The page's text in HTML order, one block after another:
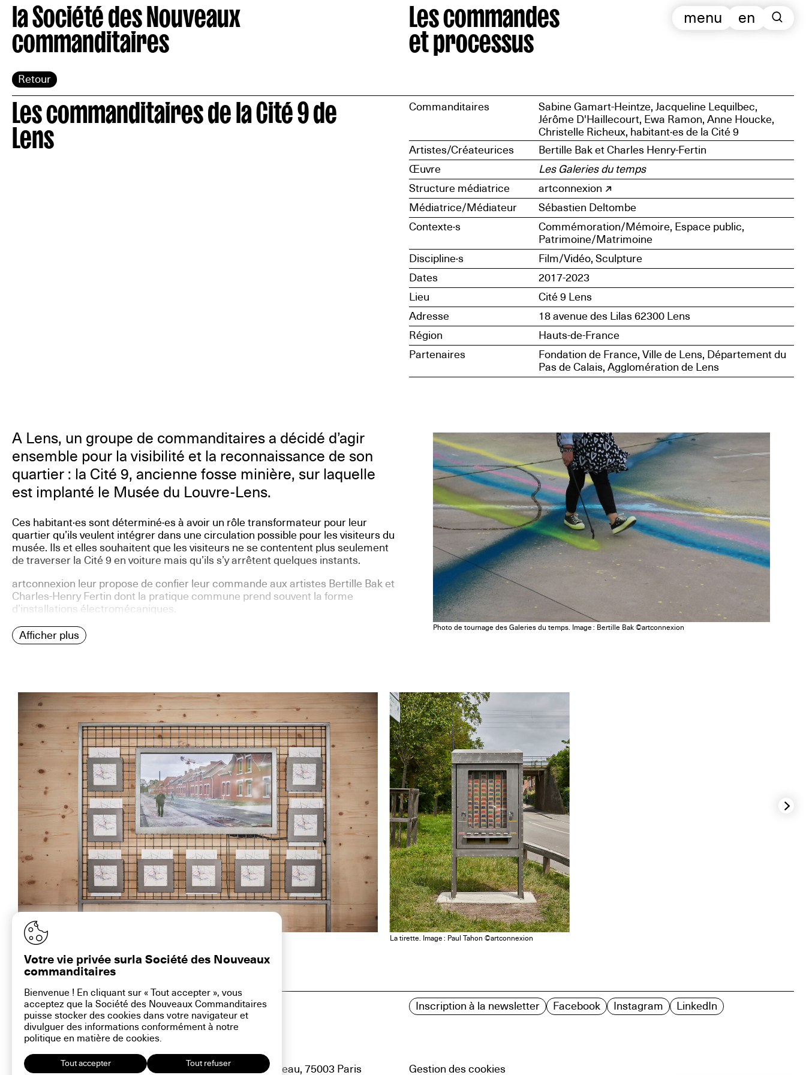
la Société des Nouveaux
commanditaires
Retour
Les commandes
et processus
en
menu
Les commanditaires de la Cité 9 de
Lens
Commanditaires
Sabine Gamart-Heintze, Jacqueline Lequilbec,
Jérôme D'Haillecourt, Ewa Ramon, Anne Houcke,
Christelle Richeux, habitant·es de la Cité 9
Artistes/Créateurices
Bertille Bak et Charles Henry-Fertin
Œuvre
Les Galeries du temps
Structure médiatrice
artconnexion
Médiatrice/Médiateur
Sébastien Deltombe
Contexte·s
Commémoration/Mémoire, Espace public,
Patrimoine/Matrimoine
Discipline·s
Film/Vidéo, Sculpture
Dates
2017-2023
Lieu
Cité 9 Lens
Adresse
18 avenue des Lilas 62300 Lens
Région
Hauts-de-France
Partenaires
Fondation de France, Ville de Lens, Département du
Pas de Calais, Agglomération de Lens
A Lens, un groupe de commanditaires a décidé d’agir
ensemble pour la visibilité et la reconnaissance de son
quartier : la Cité 9, ancienne fosse minière, sur laquelle
est implanté le Musée du Louvre-Lens.
Ces habitant·es sont déterminé·es à avoir un rôle transformateur pour leur
quartier qu’ils veulent intégrer dans une circulation possible pour les visiteurs du
musée. Ils et elles souhaitent que les visiteurs ne se contentent plus seulement
de traverser la Cité 9 en voiture mais qu’ils s’y arrêtent quelques instants.
artconnexion leur propose de confier leur commande aux artistes Bertille Bak et
Charles-Henry Fertin dont la pratique commune prend souvent la forme
d’installations électromécaniques.
Afficher plus
Photo de tournage des Galeries du temps. Image : Bertille Bak ©artconnexion
La vidéo au Louvre-Lens. Image : Paul Tahon ©artconnexion La tirette. Image : Paul Tahon ©artconnexion
contact@la-snc.org Inscription à la newsletter Facebook Instagram LinkedIn
16 rue Rambuteau, 75003 Paris Gestion des cookies
Votre vie privée surla Société des Nouveaux
commanditaires
Bienvenue ! En cliquant sur « Tout accepter », vous
acceptez que la Société des Nouveaux Commanditaires
puisse stocker des cookies dans votre navigateur et
divulguer des informations conformément à notre
politique en matière de cookies.
Tout accepter Tout refuser